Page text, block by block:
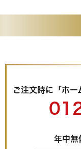
ご注文時に「ホー
年中